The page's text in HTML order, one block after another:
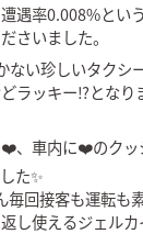
遇率0.008%とい
さいました。
ない珍しいタクシ
ラッキー⁉️となり
、車内に❤️のクッ
た✨
毎回接客も運転も
し使えるジェル